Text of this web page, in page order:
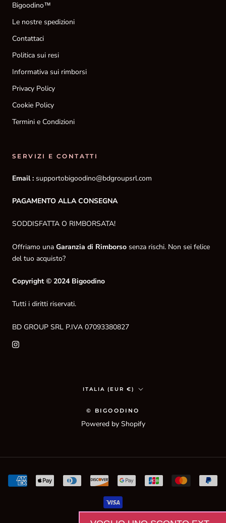
Bigoodino™
Le nostre spedizioni
Contattaci
Politica sui resi
Informativa sui rimborsi
Privacy Policy
Cookie Policy
Termini e Condizioni
SERVIZI E CONTATTI
Email : supportobigoodino@bdgroupsrl.com
PAGAMENTO ALLA CONSEGNA
SODDISFATTA O RIMBORSATA!
Offriamo una Garanzia di Rimborso senza rischi. Non sei felice
del tuo acquisto?
Copyright © 2024 Bigoodino
Tutti i diritti riservati.
BD GROUP SRL P.IVA 07093380827
Paese/Area
ITALIA (EUR €)
© BIGOODINO
Powered by Shopify